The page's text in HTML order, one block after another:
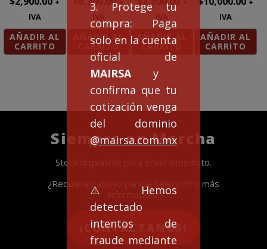
3. Protege tu
compra: Paga
solo en la cuenta
oficial de
MAIRSA y
confirma que tu
cotización venga
del dominio
@mairsa.com.mx
⚠️Hemos
detectado
intentos de
fraude mediante
IVA
AÑADIR AL
CARRITO
AÑADIR AL
CARRITO
AÑADIR AL
CARRITO
IVA
AÑADIR AL
CARRITO
Siempre en Marcha
Stock disponible para envío inmediato.
¿Requieres apoyo para la selección o más
información?
¡CONTACTANOS!